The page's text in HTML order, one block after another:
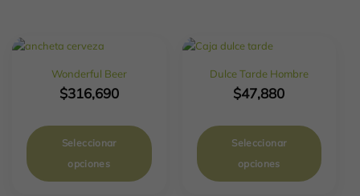
Wonderful Beer
$316,690
Seleccionar
opciones
Dulce Tarde Hombre
$47,880
Seleccionar
opciones